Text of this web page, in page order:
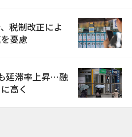
税制改正によ
憂慮
延滞率上昇…融
高く